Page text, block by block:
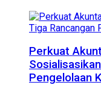
Perkuat
Pengelolaan